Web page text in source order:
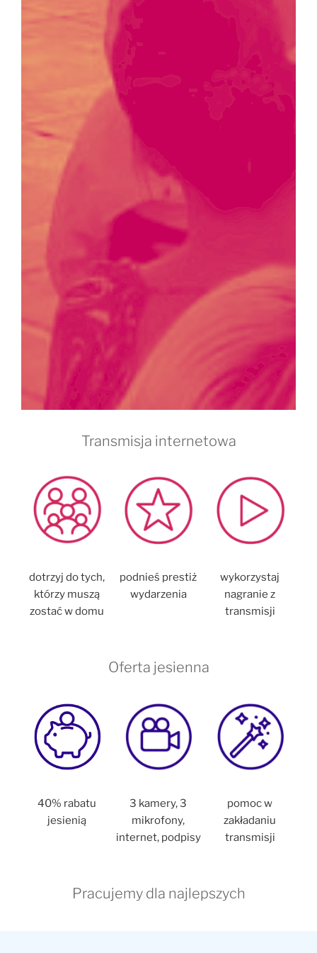
Transmisja internetowa
dotrzyj do tych,
którzy muszą
zostać w domu
podnieś prestiż
wydarzenia
wykorzystaj
nagranie z
transmisji
Oferta jesienna
40% rabatu
jesienią
3 kamery, 3
mikrofony,
internet, podpisy
pomoc w
zakładaniu
transmisji
Pracujemy dla najlepszych